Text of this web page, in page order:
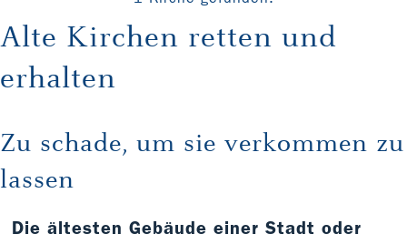
Alte Kirchen retten und
erhalten
Zu schade, um sie verkommen zu
lassen
Die ältesten Gebäude einer Stadt oder